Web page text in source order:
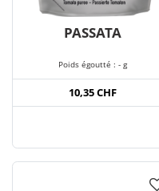
PASSATA
Poids égoutté : - g
10,35 CHF